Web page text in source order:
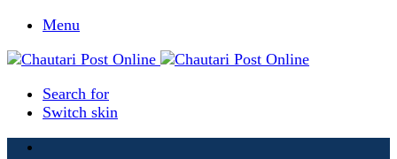
Menu
Search for
Switch skin